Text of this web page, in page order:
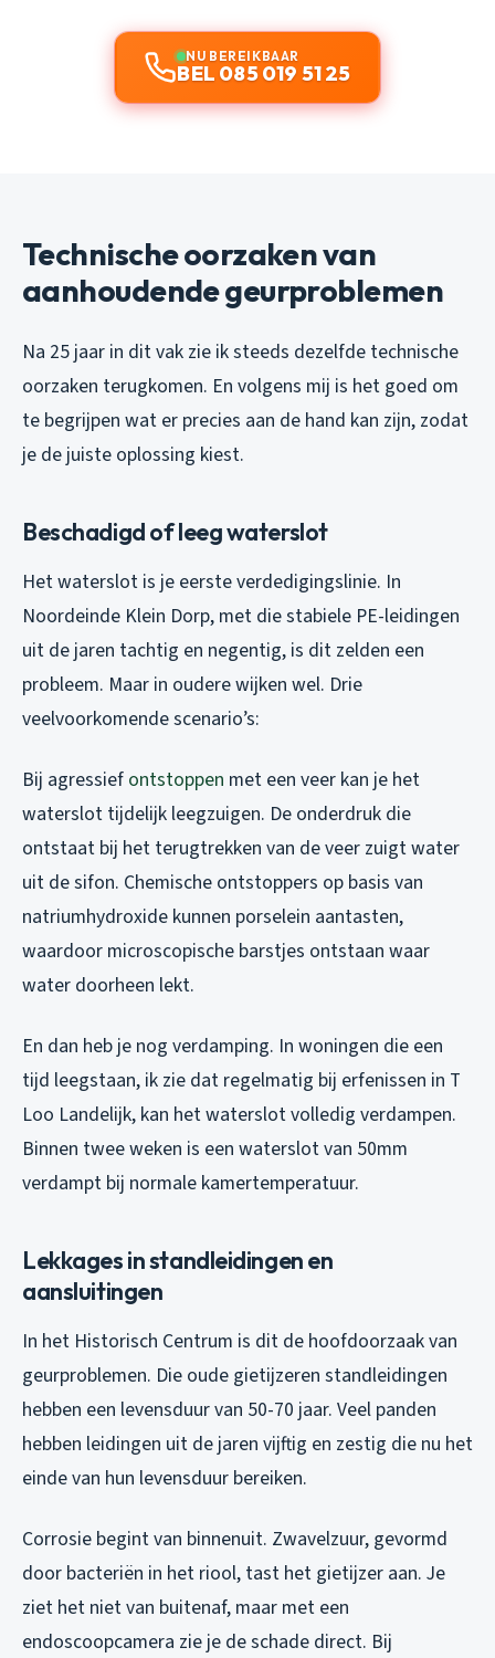
NU BEREIKBAAR
BEL 085 019 51 25
Technische oorzaken van
aanhoudende geurproblemen
Na 25 jaar in dit vak zie ik steeds dezelfde technische
oorzaken terugkomen. En volgens mij is het goed om
te begrijpen wat er precies aan de hand kan zijn, zodat
je de juiste oplossing kiest.
Beschadigd of leeg waterslot
Het waterslot is je eerste verdedigingslinie. In
Noordeinde Klein Dorp, met die stabiele PE-leidingen
uit de jaren tachtig en negentig, is dit zelden een
probleem. Maar in oudere wijken wel. Drie
veelvoorkomende scenario’s:
Bij agressief ontstoppen met een veer kan je het
waterslot tijdelijk leegzuigen. De onderdruk die
ontstaat bij het terugtrekken van de veer zuigt water
uit de sifon. Chemische ontstoppers op basis van
natriumhydroxide kunnen porselein aantasten,
waardoor microscopische barstjes ontstaan waar
water doorheen lekt.
En dan heb je nog verdamping. In woningen die een
tijd leegstaan, ik zie dat regelmatig bij erfenissen in T
Loo Landelijk, kan het waterslot volledig verdampen.
Binnen twee weken is een waterslot van 50mm
verdampt bij normale kamertemperatuur.
Lekkages in standleidingen en
aansluitingen
In het Historisch Centrum is dit de hoofdoorzaak van
geurproblemen. Die oude gietijzeren standleidingen
hebben een levensduur van 50-70 jaar. Veel panden
hebben leidingen uit de jaren vijftig en zestig die nu het
einde van hun levensduur bereiken.
Corrosie begint van binnenuit. Zwavelzuur, gevormd
door bacteriën in het riool, tast het gietijzer aan. Je
ziet het niet van buitenaf, maar met een
endoscoopcamera zie je de schade direct. Bij